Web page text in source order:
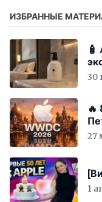
ИЗБРАННЫЕ
🧴
30
🔥
27
1